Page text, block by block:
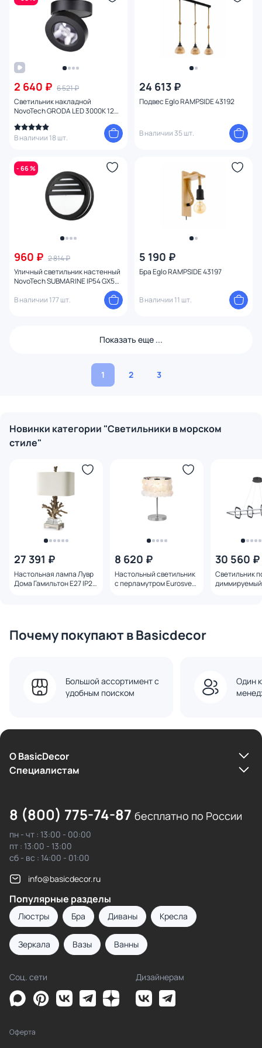
2 640 ₽ 6 521 ₽
Светильник накладной
NovoTech GRODA LED 3000К 12W
В наличии 18 шт.
24 613 ₽
Подвес Eglo RAMPSIDE 43192
В наличии 35 шт.
- 66 %
960 ₽ 2 814 ₽
Уличный светильник настенный
NovoTech SUBMARINE IP54 GX53
В наличии 177 шт.
5 190 ₽
Бра Eglo RAMPSIDE 43197
В наличии 11 шт.
Показать еще ...
1 2 3
Новинки категории "Светильники в морском
стиле"
27 391 ₽
Настольная лампа Лувр
Дома Гамильтон E27 IP20
8 620 ₽
Настольный светильник
с перламутром Eurosvet
30 560 ₽
Светильник
диммируемый
Почему покупают в Basicdecor
Большой ассортимент с
удобным поиском
Один
О BasicDecor
Cпециалистам
8 (800) 775-74-87 бесплатно по России
пн - чт : 13:00 - 00:00
пт : 13:00 - 13:00
сб - вс : 14:00 - 01:00
info@basicdecor.ru
Популярные разделы
Люстры Бра Диваны Кресла
Зеркала Вазы Ванны
Соц. сети Дизайнерам
Оферта